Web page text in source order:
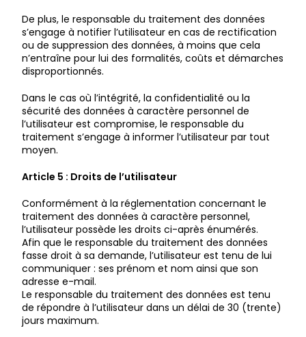
De plus, le responsable du traitement des données
s’engage à notifier l’utilisateur en cas de rectification
ou de suppression des données, à moins que cela
n’entraîne pour lui des formalités, coûts et démarches
disproportionnés.
Dans le cas où l’intégrité, la confidentialité ou la
sécurité des données à caractère personnel de
l’utilisateur est compromise, le responsable du
traitement s’engage à informer l’utilisateur par tout
moyen.
Article 5 : Droits de l’utilisateur
Conformément à la réglementation concernant le
traitement des données à caractère personnel,
l’utilisateur possède les droits ci-après énumérés.
Afin que le responsable du traitement des données
fasse droit à sa demande, l’utilisateur est tenu de lui
communiquer : ses prénom et nom ainsi que son
adresse e-mail.
Le responsable du traitement des données est tenu
de répondre à l’utilisateur dans un délai de 30 (trente)
jours maximum.